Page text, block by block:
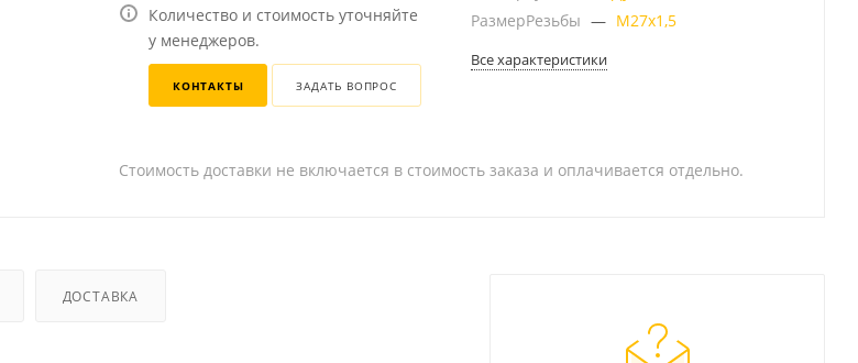
Количество и стоимость уточняйте
у менеджеров.
КОНТАКТЫ ЗАДАТЬ ВОПРОС
РазмерРезьбы — М27х1,5
Все характеристики
Стоимость доставки не включается в стоимость заказа и оплачивается отдельно.
ДОСТАВКА